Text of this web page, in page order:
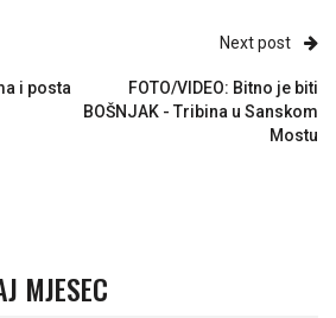
i posta
Next post
FOTO/VIDEO: Bitno je biti
BOŠNJAK - Tribina u Sanskom
Mostu
MJESEC